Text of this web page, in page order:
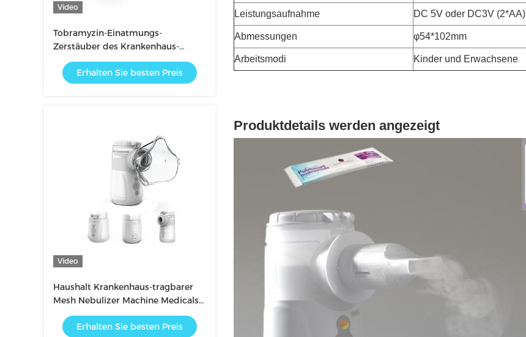
Video
Tobramyzin-Einatmungs-
Zerstäuber des Krankenhaus-
elektrischer Asthma-Inhalator-
Zerstäuber-3.25μm
Erhalten Sie besten Preis
Video
Haushalt Krankenhaus-tragbarer
Mesh Nebulizer Machine Medicals
2.1-3.5μm für Asthma
Erhalten Sie besten Preis
Leistungsaufnahme DC 5V oder DC3V (2*AA)
Abmessungen φ54*102mm
Arbeitsmodi Kinder und Erwachsene
Produktdetails werden angezeigt